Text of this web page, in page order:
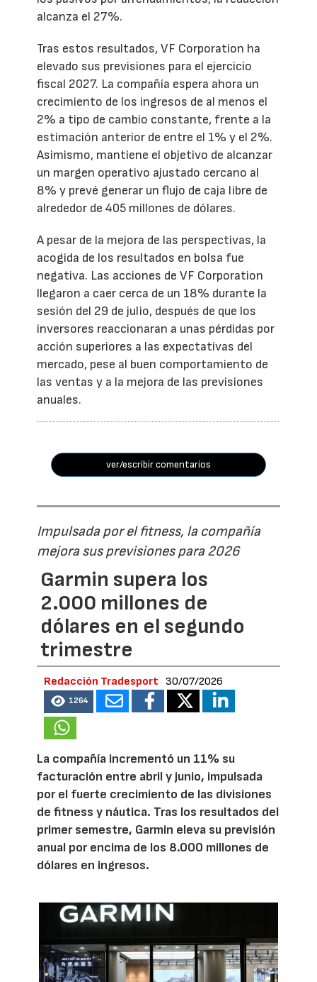
alcanza el 27%.
Tras estos resultados, VF Corporation ha
elevado sus previsiones para el ejercicio
fiscal 2027. La compañía espera ahora un
crecimiento de los ingresos de al menos el
2% a tipo de cambio constante, frente a la
estimación anterior de entre el 1% y el 2%.
Asimismo, mantiene el objetivo de alcanzar
un margen operativo ajustado cercano al
8% y prevé generar un flujo de caja libre de
alrededor de 405 millones de dólares.
A pesar de la mejora de las perspectivas, la
acogida de los resultados en bolsa fue
negativa. Las acciones de VF Corporation
llegaron a caer cerca de un 18% durante la
sesión del 29 de julio, después de que los
inversores reaccionaran a unas pérdidas por
acción superiores a las expectativas del
mercado, pese al buen comportamiento de
las ventas y a la mejora de las previsiones
anuales.
ver/escribir comentarios
Impulsada por el fitness, la compañía
mejora sus previsiones para 2026
Garmin supera los
2.000 millones de
dólares en el segundo
trimestre
Redacción Tradesport 30/07/2026
1264
La compañía incrementó un 11% su
facturación entre abril y junio, impulsada
por el fuerte crecimiento de las divisiones
de fitness y náutica. Tras los resultados del
primer semestre, Garmin eleva su previsión
anual por encima de los 8.000 millones de
dólares en ingresos.